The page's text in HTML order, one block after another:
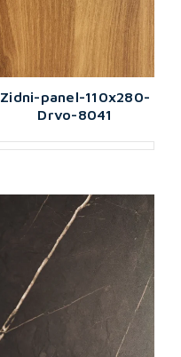
Zidni-panel-110x280-
Drvo-8041